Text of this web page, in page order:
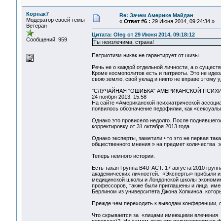
Корнак7
Модератор своей темы
Ветеран
Сообщений: 959
Re: Зачем Америке Майдан
« Ответ #6 : 29 Июня 2014, 09:24:34 »
Цитата: Oleg от 29 Июня 2014, 09:18:12
Ты неизлечима, страна!
Патриотизм никак не гарантирует от шизы
Речь не о каждой отдельной личности, а о
Кроме космополитов есть и патриоты. Это не
свою землю, свой уклад и никто не вправе этому
"СЛУЧАЙНАЯ "ОШИБКА" АМЕРИКАНСКОЙ
24 ноября 2013, 15:58
На сайте «Американской психиатрической
появилось обозначение педофилии, как
Однако это провисело недолго. После
корректировку от 31 октября 2013 года.
Однако эксперты, заметили что это не первая
общественного мнения » на предмет количества
Теперь немного истории.
Есть такая Группа B4U-ACT. 17 августа 2010
академических личностей. «Эксперты» прибыли
медицинской школы и Лондонской школы
профессоров, также были приглашены и лица
Берлином из университета Джона Хопкинса,
Прежде чем переходить к выводам
Что скрывается за «лицами имеющими влечения